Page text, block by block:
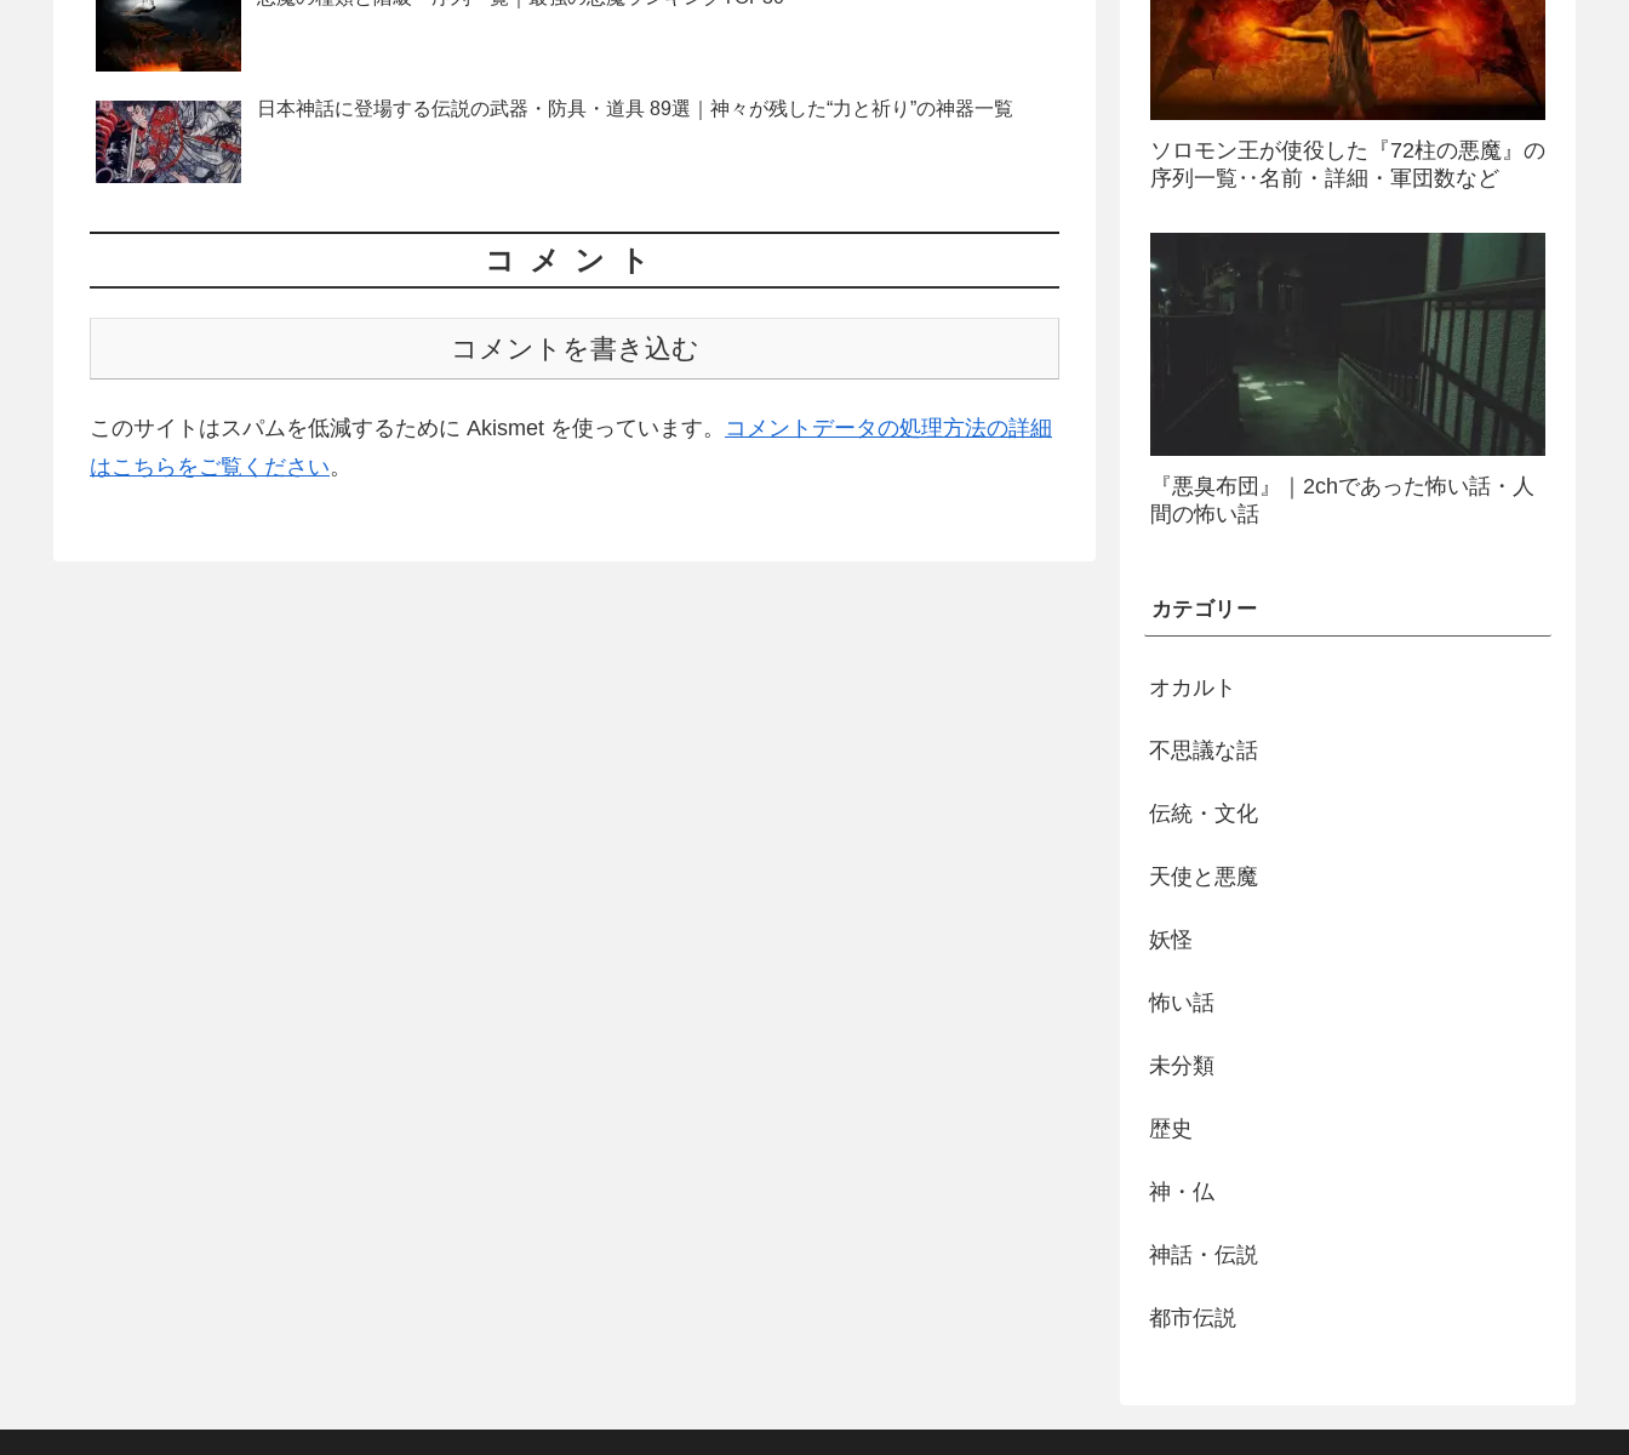
日本神話に登場する伝説の武器・防具・道具 89選｜神々が残した“力と祈り”の神器一覧
コメント
コメントを書き込む
このサイトはスパムを低減するために Akismet を使っています。 コメントデータの処理方法の詳細
はこちらをご覧ください。
ソロモン王が使役した『72柱の悪魔』の
序列一覧‥名前・詳細・軍団数など
『悪臭布団』｜2chであった怖い話・人
間の怖い話
カテゴリー
オカルト
不思議な話
伝統・文化
天使と悪魔
妖怪
怖い話
未分類
歴史
神・仏
神話・伝説
都市伝説